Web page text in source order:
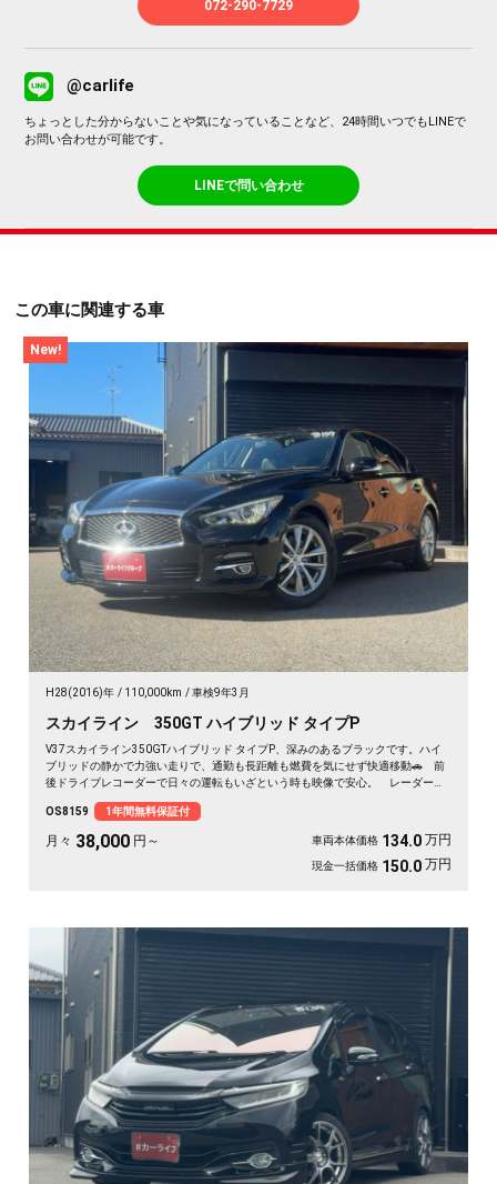
072-290-7729
@carlife
ちょっとした分からないことや気になっていることなど、24時間いつでもLINEで
お問い合わせが可能です。
LINEで問い合わせ
この車に関連する車
New!
H28(2016)年 110,000km 車検9年3月
スカイライン 350GT ハイブリッド タイプP
V37スカイライン350GTハイブリッド タイプP、深みのあるブラックです。ハイ
ブリッドの静かで力強い走りで、通勤も長距離も燃費を気にせず快適移動🚗 前
後ドライブレコーダーで日々の運転もいざという時も映像で安心。 レーダーク
と停められます。 仕事帰りにふらっと遠出したくなる、そんな相棒です✨ 高
級セダンがお値打ち、《1年保証付》で気持ちよく乗り出せます💫👍
OS8159 1年間無料保証付
月々 38,000 円～ 車両本体価格 134.0 万円
現金一括価格 150.0 万円